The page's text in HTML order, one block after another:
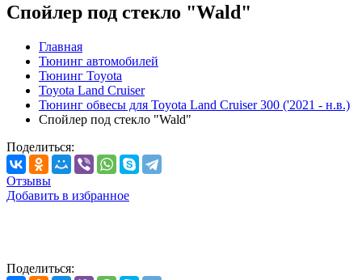
Спойлер под стекло "Wald"
Главная
Тюнинг автомобилей
Тюнинг Toyota
Toyota Land Cruiser
Тюнинг обвесы для Toyota Land Cruiser 300 ('2021 - н.в.)
Спойлер под стекло "Wald"
Поделиться:
Отзывы
Добавить в избранное
Поделиться: